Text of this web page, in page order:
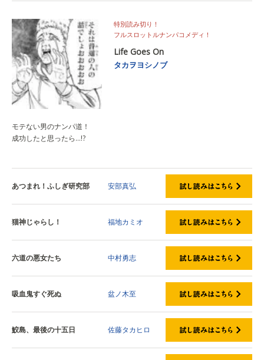
特別読み切り！
フルスロットルナンパコメディ！
Life Goes On
タカヲヨシノブ
モテない男のナンパ道！
成功したと思ったら…!?
あつまれ！ふしぎ研究部 安部真弘
猫神じゃらし！ 福地カミオ
六道の悪女たち 中村勇志
吸血鬼すぐ死ぬ 盆ノ木至
鮫島、最後の十五日 佐藤タカヒロ